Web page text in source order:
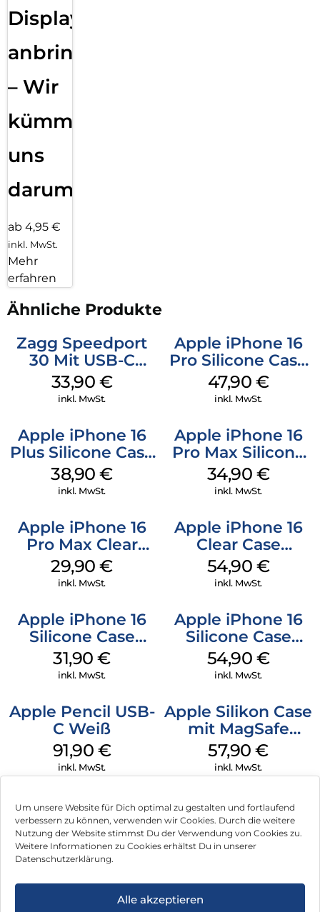
Um unsere Website für Dich optimal zu gestalten und fortlaufend
verbessern zu können, verwenden wir Cookies. Durch die weitere
Nutzung der Website stimmst Du der Verwendung von Cookies zu.
Weitere Informationen zu Cookies erhältst Du in unserer
Datenschutzerklärung.
Alle akzeptieren
Displayfolie
anbringen
– Wir
kümmern
uns
darum!
ab 4,95 €
inkl. MwSt.
Mehr
erfahren
Ähnliche Produkte
Zagg Speedport
30 Mit USB-C
Kabel Weiß
33,90 €
inkl. MwSt.
Apple iPhone 16
Pro Silicone Case
MagSafe Denim
47,90 €
inkl. MwSt.
Apple iPhone 16
Plus Silicone Case
MagSafe Denim
38,90€
inkl. MwSt.
Apple iPhone 16
Pro Max Silicone
Case MagSafe
Denim
34,90 €
inkl. MwSt.
Apple iPhone 16
Pro Max Clear
Case MagSafe
Transparent
29,90€
inkl. MwSt.
Apple iPhone 16
Clear Case
MagSafe
Transparent
54,90 €
inkl. MwSt.
Apple iPhone 16
Silicone Case
MagSafe Fuchsia
31,90€
inkl. MwSt.
Apple iPhone 16
Silicone Case
MagSafe Lake
Green
54,90 €
inkl. MwSt.
Apple Pencil USB-
C Weiß
91,90 €
inkl. MwSt.
Apple Silikon Case
mit MagSafe
iPhone 14 Pro
(PRODUCT)RED
57,90€
inkl. MwSt.
Impressum